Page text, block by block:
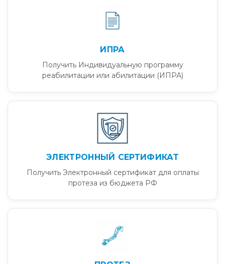
ИПРА
Получить Индивидуальную программу
реабилитации или абилитации (ИПРА)
ЭЛЕКТРОННЫЙ СЕРТИФИКАТ
Получить Электронный сертификат для оплаты
протеза из бюджета РФ